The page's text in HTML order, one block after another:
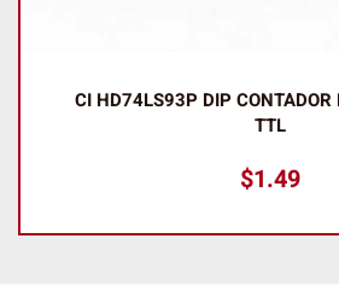
CI HD74LS93P DIP
TTL
$1.49